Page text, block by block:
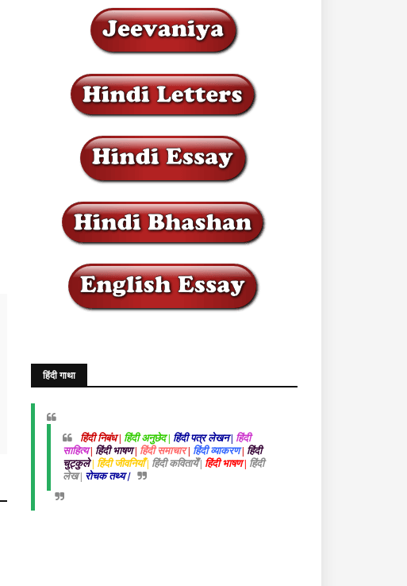
हिंदी गाथा
हिंदी निबंध | हिंदी अनुछेद | हिंदी पत्र लेखन | हिंदी
साहित्य| हिंदी भाषण| हिंदी समाचार| हिंदी व्याकरण| हिंदी
चुट्कुले| हिंदी जीवनियाँ | हिंदी कवितायेँ | हिंदी भाषण | हिंदी
लेख | रोचक तथ्य |